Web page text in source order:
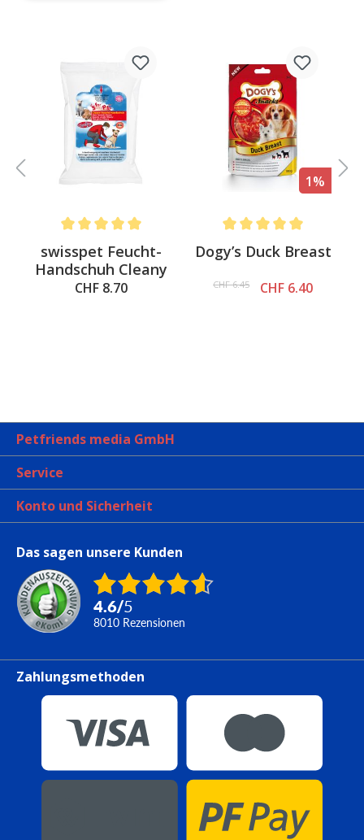
swisspet Feucht-
Handschuh Cleany
CHF 8.70
1%
Dogy’s Duck Breast
CHF 6.45 CHF 6.40
Petfriends media GmbH
Service
Konto und Sicherheit
Das sagen unsere Kunden
4.6/5
8010 Rezensionen
Zahlungsmethoden